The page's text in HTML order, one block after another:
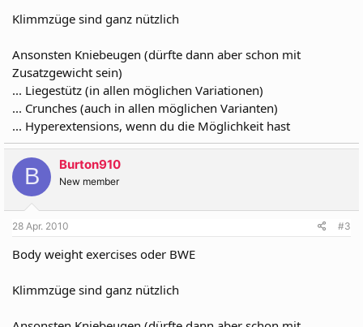
Klimmzüge sind ganz nützlich
Ansonsten Kniebeugen (dürfte dann aber schon mit
Zusatzgewicht sein)
... Liegestütz (in allen möglichen Variationen)
... Crunches (auch in allen möglichen Varianten)
... Hyperextensions, wenn du die Möglichkeit hast
B Burton910
New member
28 Apr. 2010 #3
Body weight exercises oder BWE
Klimmzüge sind ganz nützlich